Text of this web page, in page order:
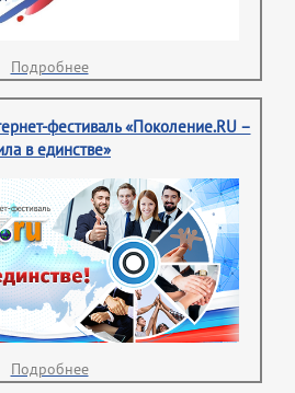
Подробнее
фестиваль «Поколение.RU –
в единстве»
Подробнее